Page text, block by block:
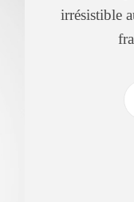
irrésistible